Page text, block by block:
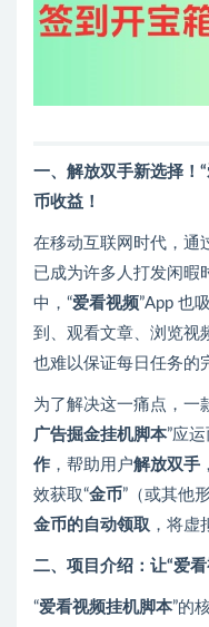
一、解放双手新选择！
币收益！
在移动互联网时代，通
已成为许多人打发闲暇
中，“爱看视频”App 也
到、观看文章、浏览视
也难以保证每日任务的
为了解决这一痛点，一
广告掘金挂机脚本”应
作 ，帮助用户解放双手
效获取“金币”（或其他
金币的自动领取 ，将虚
二、项目介绍：让“爱
“爱看视频挂机脚本”的